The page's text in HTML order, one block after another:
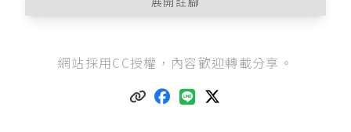
管機關應依據直轄市、縣（市）之人口、遊蕩犬
收容處所，或委託民間機構、團體設置動物收容
網站採用CC授權，內容歡迎轉載分享。